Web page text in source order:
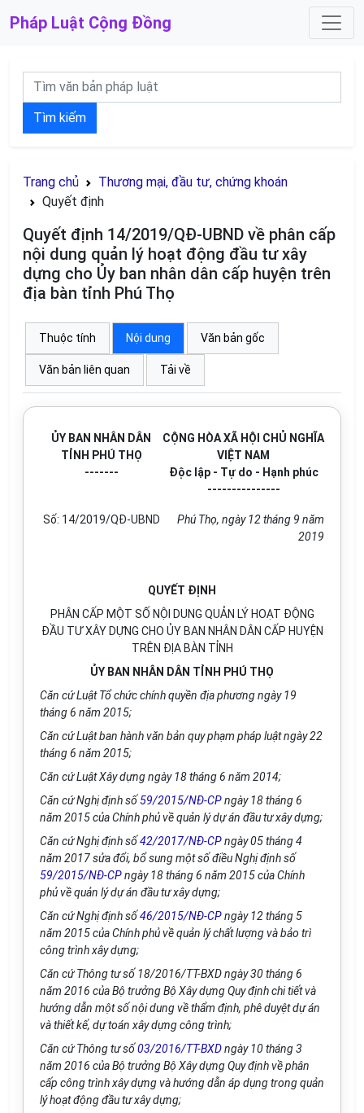
Pháp Luật Cộng Đồng
Tìm kiếm
Trang chủ
Thương mại, đầu tư, chứng khoán
Quyết định
Quyết định 14/2019/QĐ-UBND về phân cấp
nội dung quản lý hoạt động đầu tư xây
dựng cho Ủy ban nhân dân cấp huyện trên
địa bàn tỉnh Phú Thọ
Thuộc tính Nội dung Văn bản gốc
Văn bản liên quan Tải về
ỦY BAN NHÂN DÂN
TỈNH PHÚ THỌ
-------
CỘNG HÒA XÃ HỘI CHỦ NGHĨA
VIỆT NAM
Độc lập - Tự do - Hạnh phúc
---------------
Số: 14/2019/QĐ-UBND Phú Thọ, ngày12tháng 9 năm
2019
QUYẾT ĐỊNH
PHÂN CẤP MỘT SỐ NỘI DUNG QUẢN LÝ HOẠT ĐỘNG
ĐẦU TƯ XÂY DỰNG CHO ỦY BAN NHÂN DÂN CẤP HUYỆN
TRÊN ĐỊA BÀN TỈNH
ỦY BAN NHÂN DÂN TỈNH PHÚ THỌ
Căn cứ Luật Tổ chức chính quyền địa phương ngày 19
tháng 6 năm 2015;
Căn cứ Luật ban hành văn bản quy phạm pháp luật ngày 22
tháng 6 năm 2015;
Căn cứ Luật Xây dựng ngày 18 tháng 6 năm 2014;
Căn cứ Nghị định số59/2015/NĐ-CPngày 18 tháng 6
năm 2015 của Chính phủ về quản lýdự án đầu tư xây dựng;
Căn cứ Nghị định số42/2017/NĐ-CPngày 05 tháng 4
năm 2017 sửa đổi, bổ sung mộtsốđiều Nghị định số
59/2015/NĐ-CPngày 18 tháng 6 năm 2015 của Chính
phủ về quản lý dự án đầu tư xây dựng;
Căn cứ Nghị định số46/2015/NĐ-CPngày 12 tháng 5
năm 2015 của Chính phủ về quản lýchất lượng và bảo trì
công trình xây dựng;
Căn cứ Thông tư số 18/2016/TT-BXD ngày 30 tháng 6
năm 2016 của Bộ trưởng Bộ Xây dựng Quy định chitiết và
hướng dẫn một số nội dung về thẩm định, phê duyệt dự án
và thiết kế, dự toán xây dựng công trình;
Căn cứ Thông tư số03/2016/TT-BXDngày 10 tháng 3
năm 2016 của Bộ trưởng Bộ Xây dựng Quy định về phân
cấp công trình xây dựng và hướng dẫn áp dụng trong quản
lýhoạt động đầu tư xây dựng;